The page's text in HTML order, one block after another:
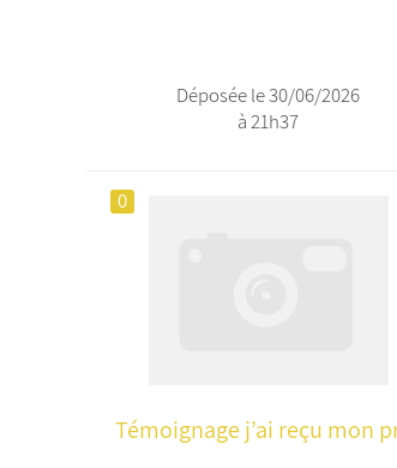
Déposée le 30/06/2026
à 21h37
0
Témoignage j’ai reçu mon